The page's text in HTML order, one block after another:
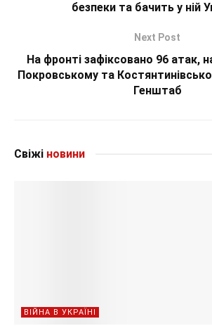
безпеки та бачить у ній
Next Post
На фронті зафіксовано 96 атак,
Покровському та
Генштаб
Свіжі новини
ВІЙНА В УКРАЇНІ